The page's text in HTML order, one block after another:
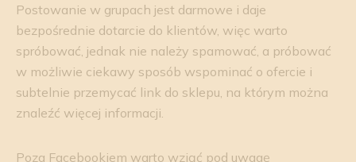
Postowanie w grupach jest darmowe i daje
bezpośrednie dotarcie do klientów, więc warto
spróbować, jednak nie należy spamować, a próbować
w możliwie ciekawy sposób wspominać o ofercie i
subtelnie przemycać link do sklepu, na którym można
znaleźć więcej informacji.
Poza Facebookiem warto wziąć pod uwagę